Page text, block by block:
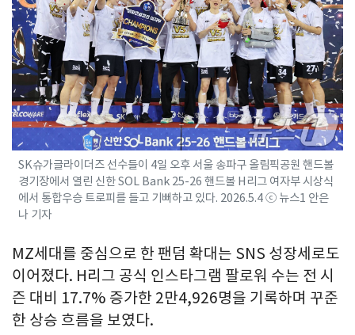
SK슈가글라이더즈 선수들이 4일 오후 서울 송파구 올림픽공원 핸드볼
경기장에서 열린 신한 SOL Bank 25-26 핸드볼 H리그 여자부 시상식
에서 통합우승 트로피를 들고 기뻐하고 있다. 2026.5.4 ⓒ 뉴스1 안은
나 기자
MZ세대를 중심으로 한 팬덤 확대는 SNS 성장세로도
이어졌다. H리그 공식 인스타그램 팔로워 수는 전 시
즌 대비 17.7% 증가한 2만4,926명을 기록하며 꾸준
한 상승 흐름을 보였다.